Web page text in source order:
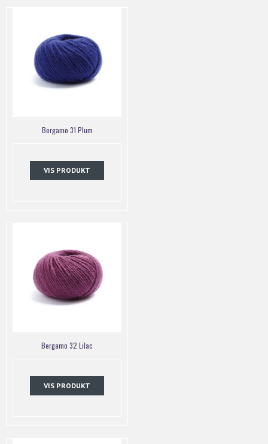
Bergamo 31 Plum
VIS PRODUKT
Bergamo 32 Lilac
VIS PRODUKT